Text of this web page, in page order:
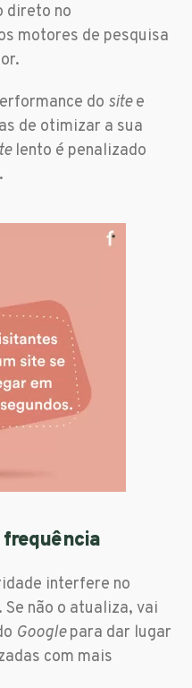
direto no
motores de pesquisa
do sitee
de otimizar a sua
lento é penalizado
interfere no
Se não o atualiza, vai
Googlepara dar lugar
com mais